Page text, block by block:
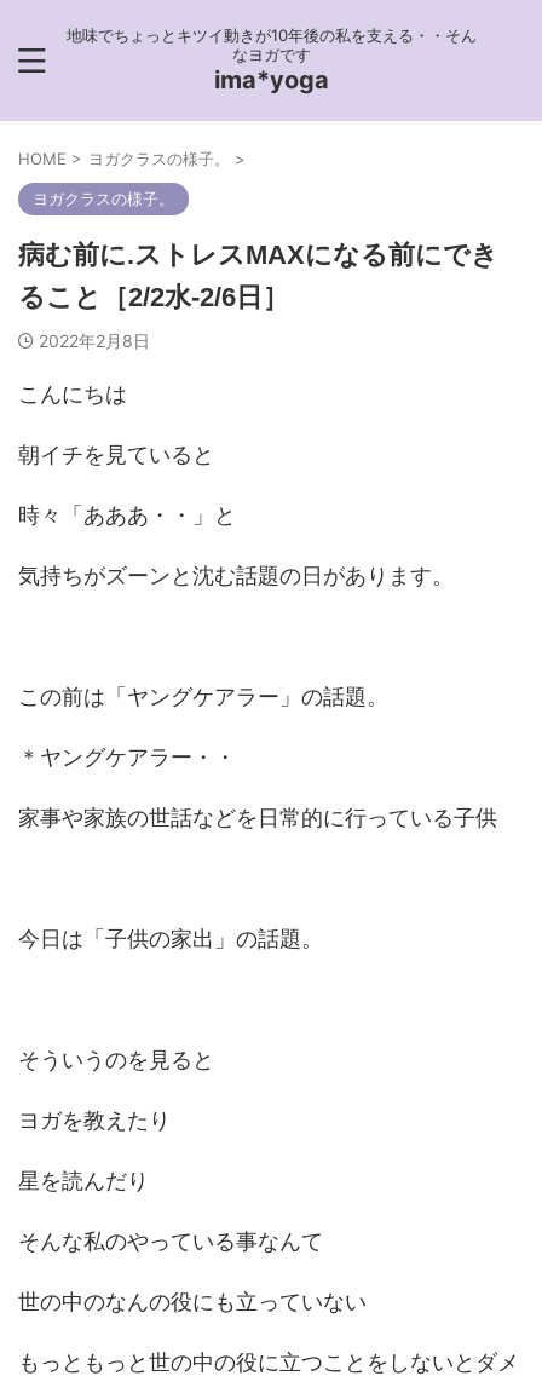
地味でちょっとキツイ動きが10年後の私を支える・・そん
なヨガです
ima*yoga
HOME > ヨガクラスの様子。 >
ヨガクラスの様子。
病む前に.ストレスMAXになる前にでき
ること［2/2水-2/6日］
2022年2月8日
こんにちは
朝イチを見ていると
時々「あああ・・」と
気持ちがズーンと沈む話題の日があります。
この前は「ヤングケアラー」の話題。
＊ヤングケアラー・・
家事や家族の世話などを日常的に行っている子供
今日は「子供の家出」の話題。
そういうのを見ると
ヨガを教えたり
星を読んだり
そんな私のやっている事なんて
世の中のなんの役にも立っていない
もっともっと世の中の役に立つことをしないとダメ